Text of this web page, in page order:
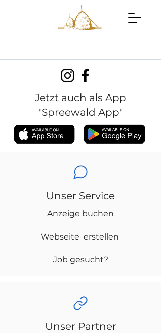
Jetzt auch als App
"Spreewald App"
Unser Service
Anzeige buchen
Webseite erstellen
Job gesucht?
Unser Partner